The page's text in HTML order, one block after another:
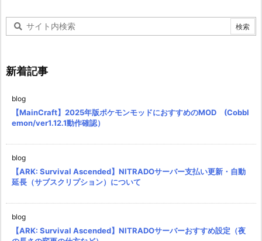
新着記事
blog
【MainCraft】2025年版ポケモンモッドにおすすめのMOD (Cobbl
emon/ver1.12.1動作確認）
blog
【ARK: Survival Ascended】NITRADOサーバー支払い更新・自動
延長（サブスクリプション）について
blog
【ARK: Survival Ascended】NITRADOサーバーおすすめ設定（夜